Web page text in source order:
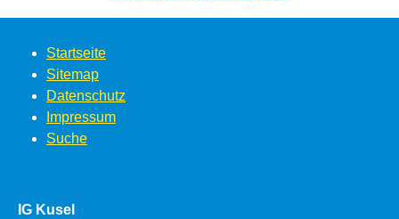
Startseite
Sitemap
Datenschutz
Impressum
Suche
IG Kusel